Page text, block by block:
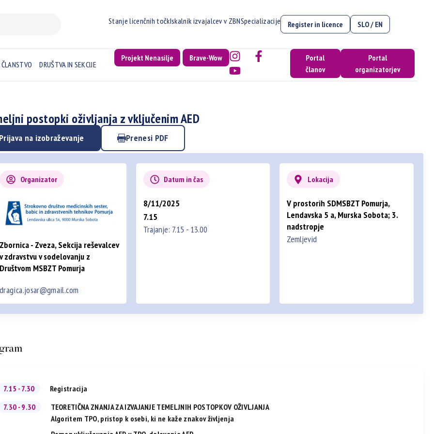
Stanje licenčnih točkIskalnik izvajalcev v ZBNSpecializacije Register in licence SLO / EN
ČLANSTVO DRUŠTVA IN SEKCIJE
Projekt Nenasilje Brave-Wow
Portal
članov
Portal
organizatorjev
postopki oživljanja z vključenim AED
na izobraževanje Prenesi PDF
Organizator
Zbornica - Zveza, Sekcija reševalcev
v zdravstvu v sodelovanju z
Društvom MSBZT Pomurja
dragica.josar@gmail.com
Datum in čas
8/11/2025
7.15
Trajanje: 7.15 - 13.00
Lokacija
V prostorih SDMSBZT Pomurja,
Lendavska 5 a, Murska Sobota; 3.
nadstropje
Zemljevid
7.15 - 7.30
Registracija
7.30 - 9.30
TEORETIČNA ZNANJA ZA IZVAJANJE TEMELJNIH POSTOPKOV OŽIVLJANJA
Algoritem TPO, pristop k osebi, ki ne kaže znakov življenja